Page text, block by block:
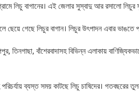
লিচু বাগানের। এই জেলার সুস্বাদু আর রসালো
গেছে লিচুর বাগান। লিচুর উৎপাদন এবার ভাঙতে
বাঁশেরবাদাসহ বিভিন্ন এলাকায়
ব্যস্ত সময় কাটছে লিচু চাষিদের।